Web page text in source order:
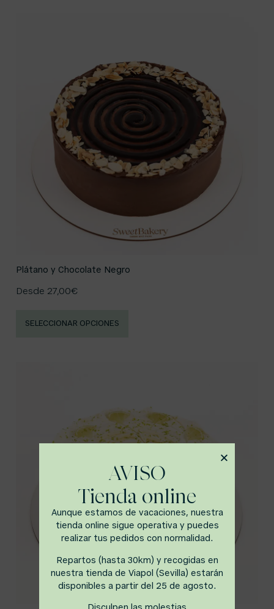
Plátano y Chocolate Negro
Desde 27,00€
SELECCIONAR OPCIONES
AVISO
Tienda online
Aunque estamos de vacaciones, nuestra
tienda online sigue operativa y puedes
realizar tus pedidos con normalidad.
Repartos (hasta 30km) y recogidas en
nuestra tienda de Viapol (Sevilla) estarán
disponibles a partir del 25 de agosto.